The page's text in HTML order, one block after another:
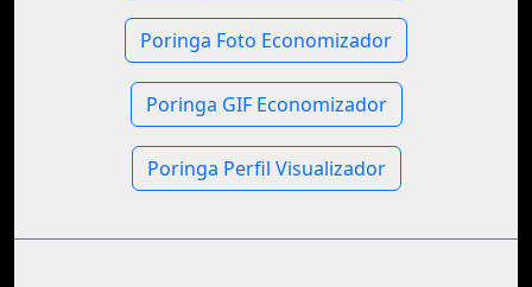
Poringa Foto Economizador
Poringa GIF Economizador
Poringa Perfil Visualizador